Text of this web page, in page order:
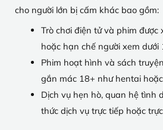
cho người lớn bị cấm khác bao gồm:
Trò chơi điện tử và phim được
hoặc hạn chế người xem dưới
Phim hoạt hình và sách
gắn mác 18+ như hentai hoặc
Dịch vụ hẹn hò, quan hệ tình
thức dịch vụ trực tiếp hoặc